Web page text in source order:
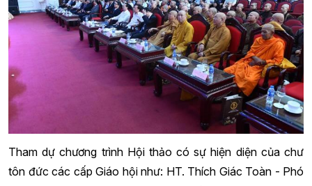
Tham dự chương trình Hội thảo có sự hiện diện của chư
tôn đức các cấp Giáo hội như: HT. Thích Giác Toàn - Phó